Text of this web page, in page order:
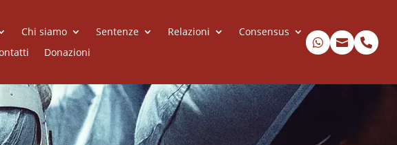
Chi siamo Sentenze Relazioni
Consensus
Donazioni
  